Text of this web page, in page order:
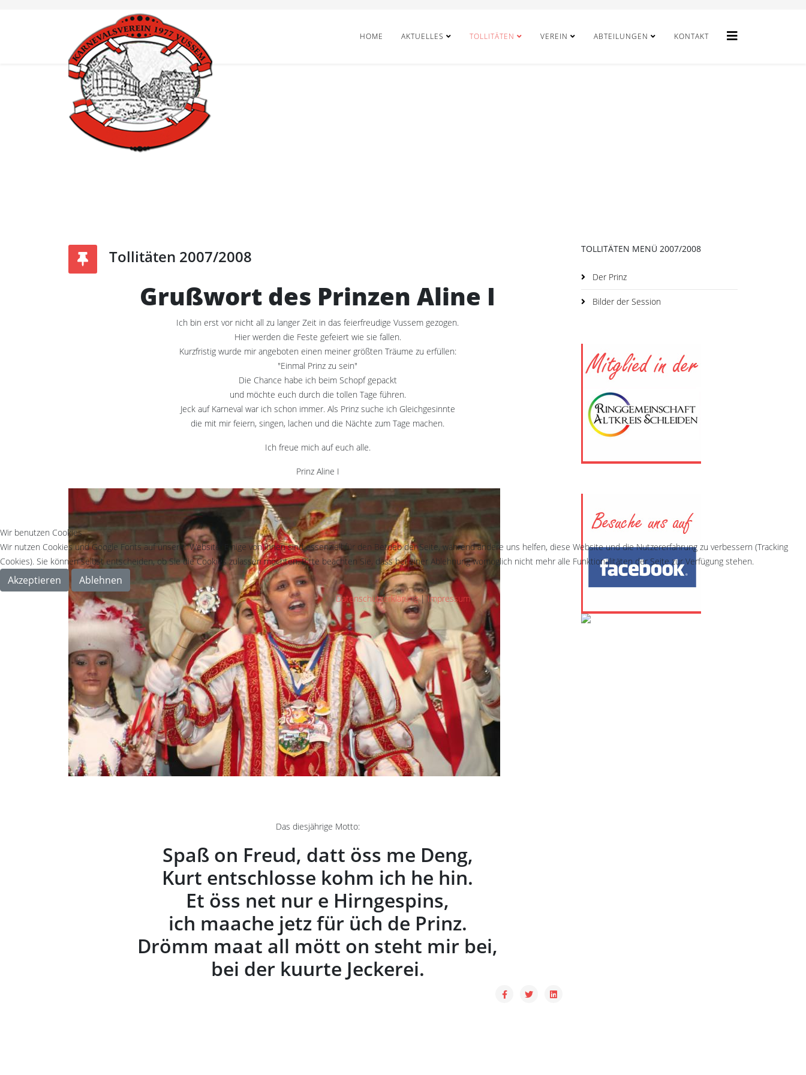
HOME AKTUELLES TOLLITÄTEN VEREIN ABTEILUNGEN KONTAKT
Tollitäten 2007/2008
Grußwort des Prinzen Aline I
Ich bin erst vor nicht all zu langer Zeit in das feierfreudige Vussem gezogen.
Hier werden die Feste gefeiert wie sie fallen.
Kurzfristig wurde mir angeboten einen meiner größten Träume zu erfüllen:
"Einmal Prinz zu sein"
Die Chance habe ich beim Schopf gepackt
und möchte euch durch die tollen Tage führen.
Jeck auf Karneval war ich schon immer. Als Prinz suche ich Gleichgesinnte
die mit mir feiern, singen, lachen und die Nächte zum Tage machen.
Ich freue mich auf euch alle.
Prinz Aline I
Das diesjährige Motto:
Spaß on Freud, datt öss me Deng,
Kurt entschlosse kohm ich he hin.
Et öss net nur e Hirngespins,
ich maache jetz für üch de Prinz.
Drömm maat all mött on steht mir bei,
bei der kuurte Jeckerei.
TOLLITÄTEN MENÜ 2007/2008
Der Prinz
Bilder der Session
Wir benutzen Cookies
Wir nutzen Cookies und Google Fonts auf unserer Website. Einige von ihnen sind essenziell für den Betrieb der Seite, während andere uns helfen, diese Website und die Nutzererfahrung zu verbessern (Tracking
Cookies). Sie können selbst entscheiden, ob Sie die Cookies zulassen möchten. Bitte beachten Sie, dass bei einer Ablehnung womöglich nicht mehr alle Funktionalitäten der Seite zur Verfügung stehen.
Akzeptieren Ablehnen
Datenschutzerklärung| Impressum